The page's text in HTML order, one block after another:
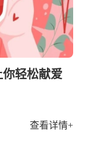
轻松献爱
查看详情+